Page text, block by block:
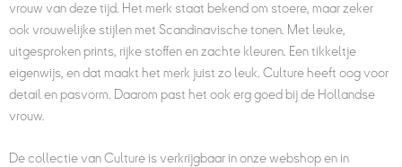
vrouw van deze tijd. Het merk staat bekend om stoere, maar zeker
ook vrouwelijke stijlen met Scandinavische tonen. Met leuke,
uitgesproken prints, rijke stoffen en zachte kleuren. Een tikkeltje
eigenwijs, en dat maakt het merk juist zo leuk. Culture heeft oog voor
detail en pasvorm. Daarom past het ook erg goed bij de Hollandse
vrouw.
De collectie van Culture is verkrijgbaar in onze webshop en in